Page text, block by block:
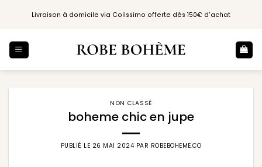
Livraison à domicile via Colissimo offerte dès 150€ d'achat
NON CLASSÉ
boheme chic en jupe
PUBLIÉ LE 26 MAI 2024 PAR ROBEBOHEME.CO